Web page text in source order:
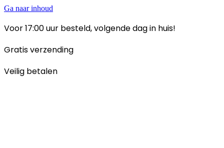
Ga naar inhoud
Voor 17:00 uur besteld, volgende dag in huis!
Gratis verzending
Veilig betalen